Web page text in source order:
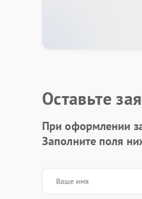
Оставьте
При оформлении
Заполните поля